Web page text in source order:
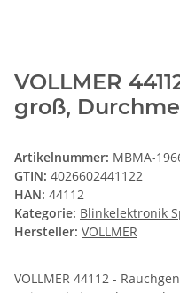
VOLLMER
groß,
Artikelnummer: MBMA-
GTIN: 4026602441122
HAN: 44112
Kategorie: Blinkelektronik
Hersteller: VOLLMER
VOLLMER 44112 -